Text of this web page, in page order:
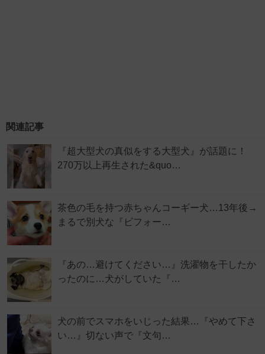
関連記事
『超大型犬の真似をする大型犬』が話題に！
270万以上再生された&quo…
茶色の毛を持つ赤ちゃんコーギー犬…13年後→
まるで別犬な『ビフォー…
『あの…避けてください…』洗濯物を干したか
ったのに…犬がしていた『…
犬の前でスマホをいじった結果…『やめて下さ
い…』切ない声で『文句…